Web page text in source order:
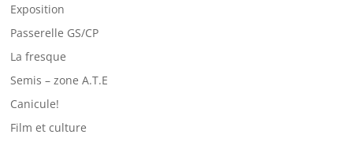
Exposition
Passerelle GS/CP
La fresque
Semis – zone A.T.E
Canicule!
Film et culture